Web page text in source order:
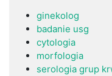
ginekolog
badanie usg
cytologia
morfologia
serologia grup